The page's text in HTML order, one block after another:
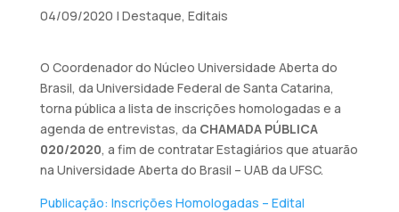
04/09/2020 | Destaque, Editais
O Coordenador do Núcleo Universidade Aberta do
Brasil, da Universidade Federal de Santa Catarina,
torna pública a lista de inscrições homologadas e a
agenda de entrevistas, da CHAMADA PÚBLICA
020/2020, a fim de contratar Estagiários que atuarão
na Universidade Aberta do Brasil – UAB da UFSC.
Publicação: Inscrições Homologadas – Edital